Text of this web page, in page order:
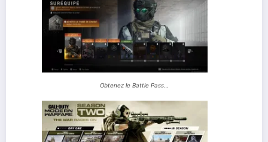
Obtenez le Battle Pass…